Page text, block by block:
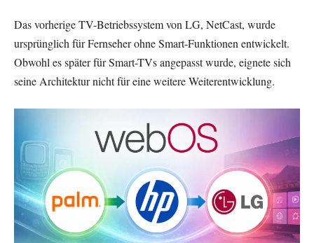
Das vorherige TV-Betriebssystem von LG, NetCast, wurde
ursprünglich für Fernseher ohne Smart-Funktionen entwickelt.
Obwohl es später für Smart-TVs angepasst wurde, eignete sich
seine Architektur nicht für eine weitere Weiterentwicklung.